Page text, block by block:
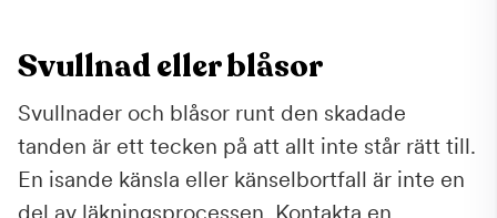
Svullnad eller blåsor
Svullnader och blåsor runt den skadade
tanden är ett tecken på att allt inte står rätt till.
En isande känsla eller känselbortfall är inte en